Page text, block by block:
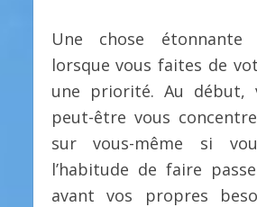
Une chose
lorsque vous faites de
une priorité. Au début,
peut-être vous
sur vous-même si
l’habitude de faire
avant vos propres